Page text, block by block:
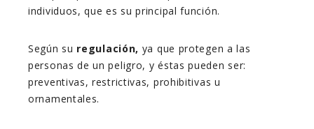
individuos, que es su principal función.
Según su regulación, ya que protegen a las
personas de un peligro, y éstas pueden ser:
preventivas, restrictivas, prohibitivas u
ornamentales.